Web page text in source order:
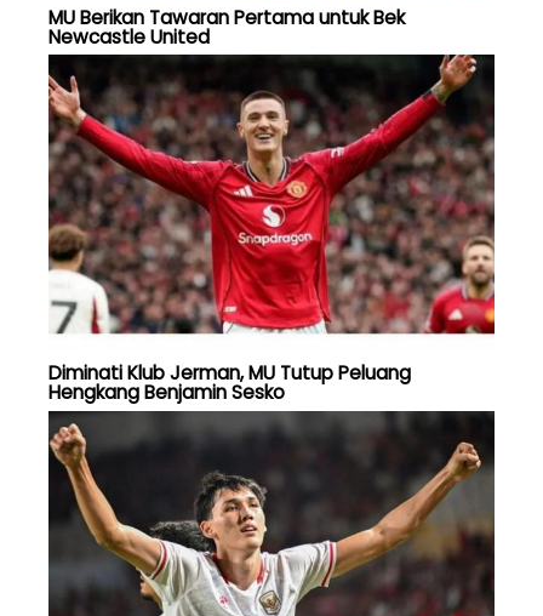
MU Berikan Tawaran Pertama untuk Bek
Newcastle United
Diminati Klub Jerman, MU Tutup Peluang
Hengkang Benjamin Sesko